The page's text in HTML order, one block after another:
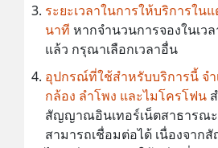
ระยะเวลาในการให้บริการใน
นาที หากจำนวนการจองในเว
แล้ว กรุณาเลือกเวลาอื่น
อุปกรณ์ที่ใช้สำหรับบริการนี้ จ
กล้อง ลำโพง และไมโครโฟน
สัญญาณอินเทอร์เน็ตสาธารณ
สามารถเชื่อมต่อได้ เนื่องจา